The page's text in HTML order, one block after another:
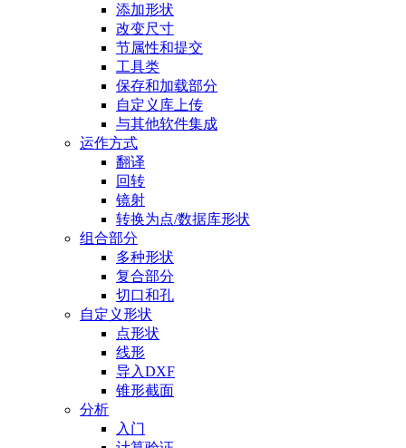
添加形状
改变尺寸
节属性和提交
工具类
保存和加载部分
自定义库上传
与其他软件集成
运作方式
翻译
回转
镜射
转换为点/数据库形状
组合部分
多种形状
复合部分
切口和孔
自定义形状
点形状
线形
导入DXF
锥形截面
分析
入门